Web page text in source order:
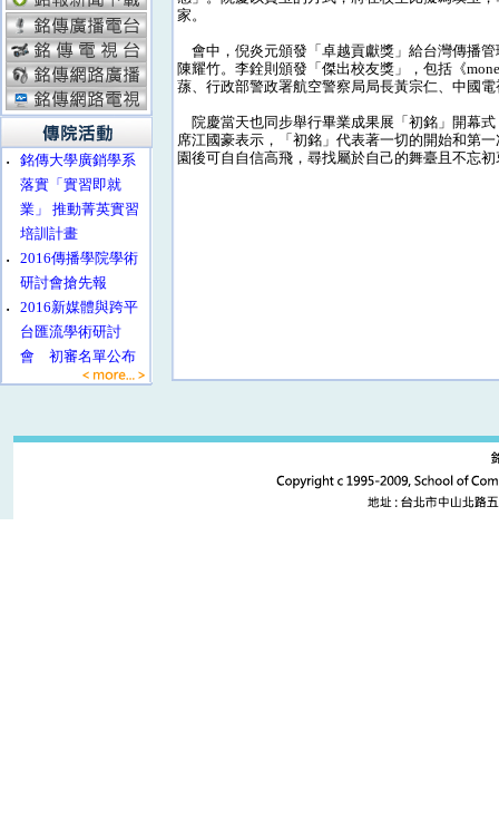
‧
銘傳大學廣銷學系
落實「實習即就
業」 推動菁英實習
培訓計畫
‧
2016傳播學院學術
研討會搶先報
‧
2016新媒體與跨平
台匯流學術研討
會 初審名單公布
家。
會中，倪炎元頒發「卓越貢獻獎」給台灣傳播
陳耀竹。李銓則頒發「傑出校友獎」，包括《
蓀、行政部警政署航空警察局局長黃宗仁、中國
院慶當天也同步舉行畢業成果展「初銘」開幕
席江國豪表示，「初銘」代表著一切的開始和第
園後可自自信高飛，尋找屬於自己的舞臺且不忘